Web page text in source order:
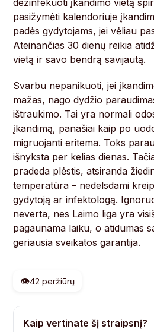
dezinfekuoti įkandimo vietą
pasižymėti kalendoriuje
padės gydytojams, jei vėliau
Ateinančias 30 dienų reikia
vietą ir savo bendrą savijautą.
Svarbu nepanikuoti, jei
mažas, nago dydžio
ištraukimo. Tai yra normali
įkandimą, panašiai kaip po
migruojanti eritema. Toks
išnyksta per kelias dienas.
pradeda plėstis, atsiranda
temperatūra – nedelsdami
gydytoją ar infektologą.
neverta, nes Laimo liga yra
pagaunama laiku, o atidumas
geriausia sveikatos garantija.
👁️42 peržiūrų
Kaip vertinate šį straipsnį?